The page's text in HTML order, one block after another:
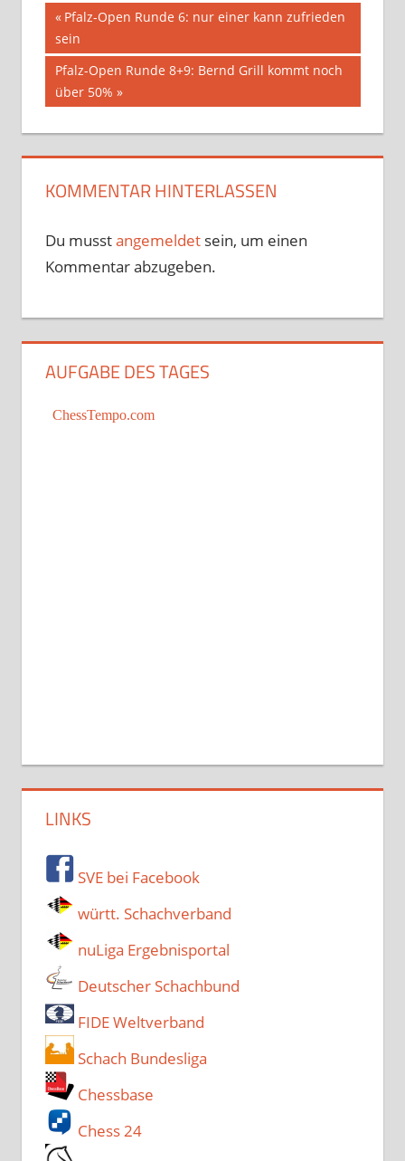
Beitragsnavigation
Vorheriger
Beitrag:
Pfalz-Open Runde 6: nur einer kann zufrieden
sein
Nächster
Beitrag:
Pfalz-Open Runde 8+9: Bernd Grill kommt noch
über 50%
KOMMENTAR HINTERLASSEN
Du musstangemeldetsein, um einen
Kommentar abzugeben.
AUFGABE DES TAGES
LINKS
SVE bei Facebook
württ. Schachverband
nuLiga Ergebnisportal
Deutscher Schachbund
FIDE Weltverband
Schach Bundesliga
Chessbase
Chess 24